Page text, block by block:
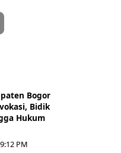
Bogor
Bidik
Hukum
PM